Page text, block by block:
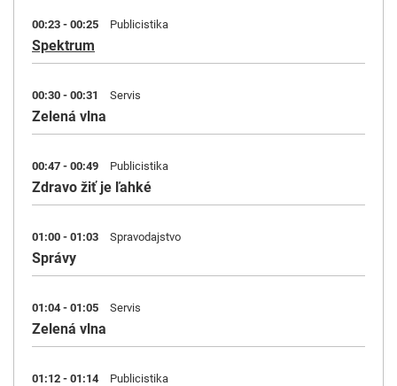
00:23 - 00:25 Publicistika
Spektrum
00:30 - 00:31 Servis
Zelená vlna
00:47 - 00:49 Publicistika
Zdravo žiť je ľahké
01:00 - 01:03 Spravodajstvo
Správy
01:04 - 01:05 Servis
Zelená vlna
01:12 - 01:14 Publicistika